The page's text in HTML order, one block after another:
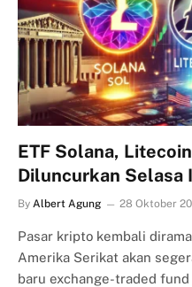
ETF Solana,
Diluncurkan Selasa
By Albert Agung 28 Oktober
Pasar kripto kembali
Amerika Serikat akan
baru exchange-traded